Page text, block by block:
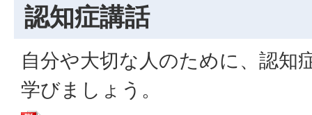
認知症講話
自分や大切な人のために、認知
学びましょう。